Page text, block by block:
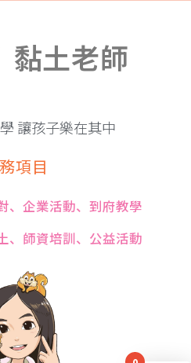
黏土老師
讓孩子樂在其中
項目
、企業活動、到府教學
、師資培訓、公益活動